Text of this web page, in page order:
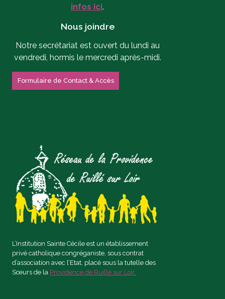
infos ici.
Nous joindre
Notre secrétariat est ouvert du lundi au
vendredi, hormis le mercredi après-midi.
Formulaire de Contact & Accès
L’Institution Sainte Cécile est un établissement
privé catholique congréganiste, sous contrat
d’association avec l’Etat, placé sous la tutelle des
Sœurs de la Providence de Ruillé sur Loir.